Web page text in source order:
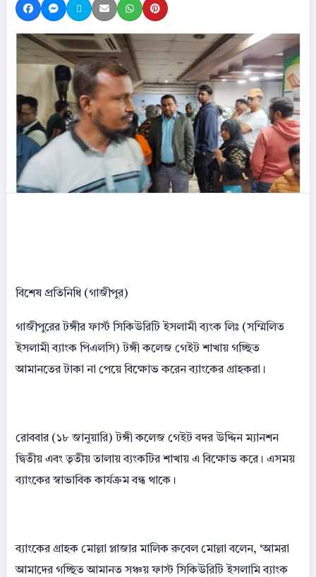
Share on Facebook
Share on Messenger
Share on XShare by Email
Share on WhatsApp
Share on Pinterest
বিশেষ প্রতিনিধি (গাজীপুর)
গাজীপুরের টঙ্গীর ফার্স্ট সিকিউরিটি ইসলামী ব্যংক লিঃ (সম্মিলিত
ইসলামী ব্যাংক পিএলসি) টঙ্গী কলেজ গেইট শাখায় গচ্ছিত
আমানতের টাকা না পেয়ে বিক্ষোভ করেন ব্যাংকের গ্রাহকরা।
রোববার (১৮ জানুয়ারি) টঙ্গী কলেজ গেইট বদর উদ্দিন ম্যানশন
দ্বিতীয় এবং তৃতীয় তালায় ব্যংকটির শাখায় এ বিক্ষোভ করে। এসময়
ব্যাংকের স্বাভাবিক কার্যক্রম বন্ধ থাকে।
ব্যাংকের গ্রাহক মোল্লা প্লাজার মালিক রুবেল মোল্লা বলেন, ‘আমরা
আমাদের গচ্ছিত আমানত সঞ্চয় ফাস্ট সিকিউরিটি ইসলামি ব্যাংক